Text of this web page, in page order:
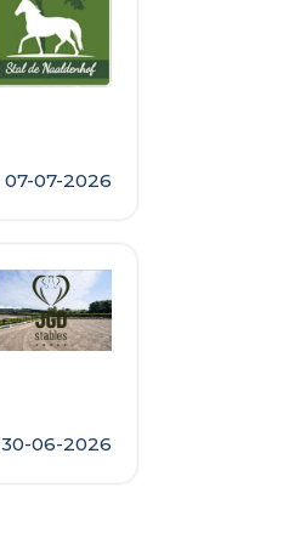
07-07-2026
30-06-2026